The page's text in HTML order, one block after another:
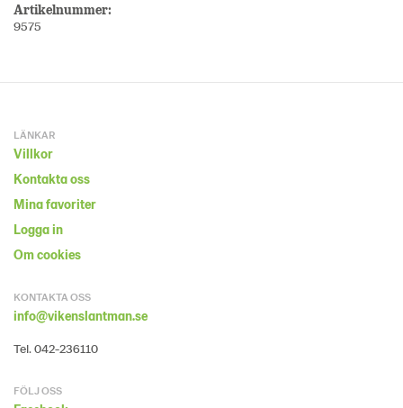
Artikelnummer:
9575
LÄNKAR
Villkor
Kontakta oss
Mina favoriter
Logga in
Om cookies
KONTAKTA OSS
info@vikenslantman.se
Tel. 042-236110
FÖLJ OSS